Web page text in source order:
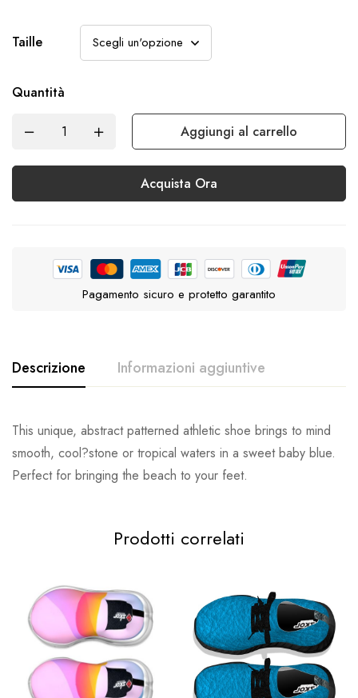
Taille
Quantità
Aggiungi al carrello
Acquista Ora
Pagamento sicuro e protetto garantito
Descrizione Informazioni aggiuntive
This unique, abstract patterned athletic shoe brings to mind
smooth, cool?stone or tropical waters in a sweet baby blue.
Perfect for bringing the beach to your feet.
Peso 1 kg
Taille
M 3 / W 6, M 4 / W 7, M 5 / W 8, M 6 / W 9, M 7
/ W 10, M 8 / W 11, M 9 /W 12, M 10 / W 13, M
Prodotti correlati